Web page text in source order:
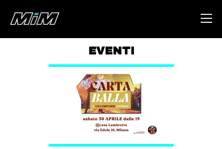
ABOUT
AREA
DEGENERAZIONE
EVENTI